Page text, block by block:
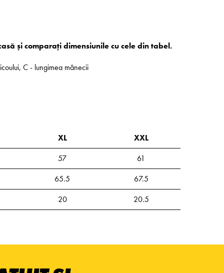
și comparați dimensiunile cu cele din tabel.
C - lungimea mânecii
XL
XXL
57
61
65.5
67.5
20 20.5